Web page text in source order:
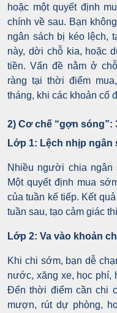
hoặc một quyết định
chính về sau. Bạn
ngân sách bị kéo lệch,
này, dời chỗ kia, hoặc
tiền.Vấn đề nằm ở
ràng tại thời điểm
tháng, khi các khoản cố
2) Cơ chế “gợn
Lớp 1: Lệch nhịp ngân
Nhiều người chia ngân
Một quyết định mua
của tuần kế tiếp. Kết
tuần sau, tạo cảm giác
Lớp 2: Va vào khoản
Khi chi sớm, bạn dễ
nước, xăng xe, học phí,
Đến thời điểm cần chi
mượn, rút dự phòng,